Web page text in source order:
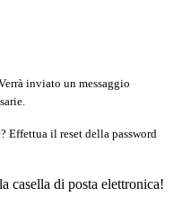
inviato un messaggio
Effettua il reset della password
casella di posta elettronica!